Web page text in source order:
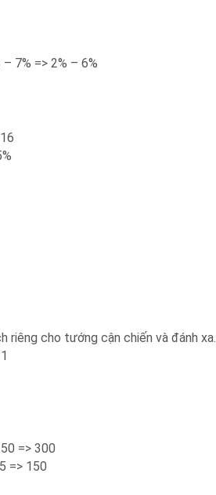
7% => 2% – 6%
riêng cho tướng cận chiến và đánh xa.
=> 300
=> 150